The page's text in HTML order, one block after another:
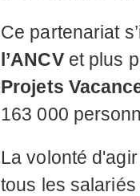
Ce partenariat
l’ANCVet plus
Projets
163 000
La volonté
tous les